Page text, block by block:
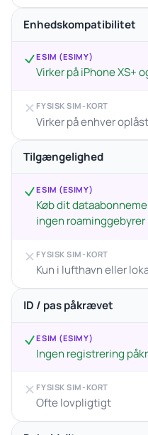
Enhedskompatibilitet
ESIM (ESIMY)
Virker på iPhone XS+
FYSISK SIM-KORT
Virker på enhver
Tilgængelighed
ESIM (ESIMY)
Køb dit
ingen roaminggebyrer
FYSISK SIM-KORT
Kun i lufthavn eller
ID / pas påkrævet
ESIM (ESIMY)
Ingen registrering
FYSISK SIM-KORT
Ofte lovpligtigt